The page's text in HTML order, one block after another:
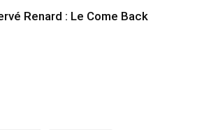
Renard : Le Come Back